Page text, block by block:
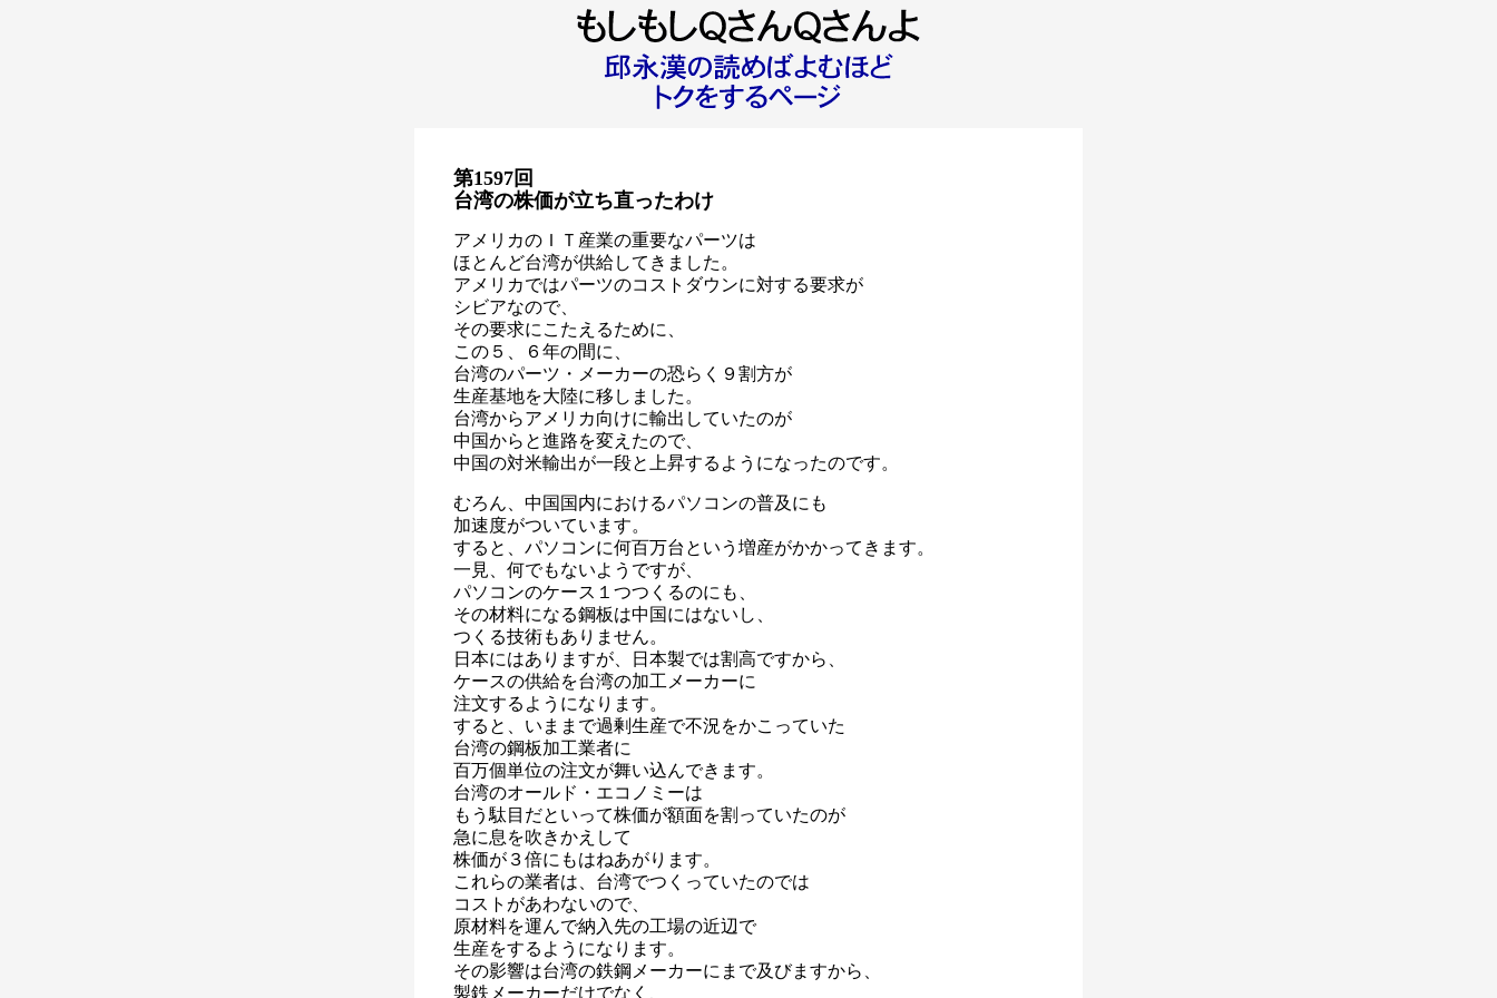
第1597回
台湾の株価が立ち直ったわけ
アメリカのＩＴ産業の重要なパーツは
ほとんど台湾が供給してきました。
アメリカではパーツのコストダウンに対する要求が
シビアなので、
その要求にこたえるために、
この５、６年の間に、
台湾のパーツ・メーカーの恐らく９割方が
生産基地を大陸に移しました。
台湾からアメリカ向けに輸出していたのが
中国からと進路を変えたので、
中国の対米輸出が一段と上昇するようになったのです。
むろん、中国国内におけるパソコンの普及にも
加速度がついています。
すると、パソコンに何百万台という増産がかかってきます。
一見、何でもないようですが、
パソコンのケース１つつくるのにも、
その材料になる鋼板は中国にはないし、
つくる技術もありません。
日本にはありますが、日本製では割高ですから、
ケースの供給を台湾の加工メーカーに
注文するようになります。
すると、いままで過剰生産で不況をかこっていた
台湾の鋼板加工業者に
百万個単位の注文が舞い込んできます。
台湾のオールド・エコノミーは
もう駄目だといって株価が額面を割っていたのが
急に息を吹きかえして
株価が３倍にもはねあがります。
これらの業者は、台湾でつくっていたのでは
コストがあわないので、
原材料を運んで納入先の工場の近辺で
生産をするようになります。
その影響は台湾の鉄鋼メーカーにまで及びますから、
製鉄メーカーだけでなく、